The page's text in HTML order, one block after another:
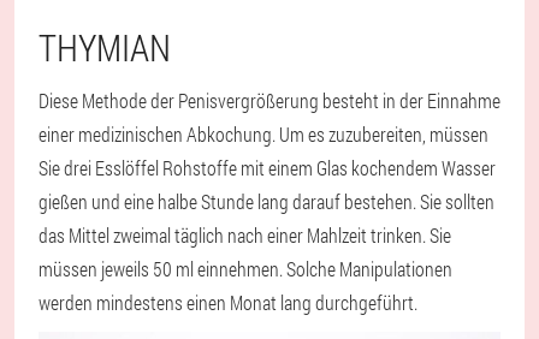
THYMIAN
Diese Methode der Penisvergrößerung besteht in der Einnahme
einer medizinischen Abkochung. Um es zuzubereiten, müssen
Sie drei Esslöffel Rohstoffe mit einem Glas kochendem Wasser
gießen und eine halbe Stunde lang darauf bestehen. Sie sollten
das Mittel zweimal täglich nach einer Mahlzeit trinken. Sie
müssen jeweils 50 ml einnehmen. Solche Manipulationen
werden mindestens einen Monat lang durchgeführt.